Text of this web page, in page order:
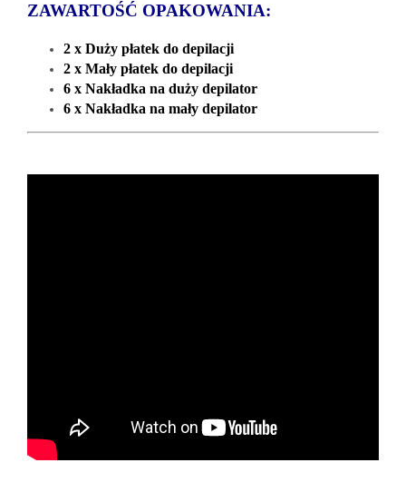
ZAWARTOŚĆ OPAKOWANIA:
2 x Duży płatek do depilacji
2 x Mały płatek do depilacji
6 x Nakładka na duży depilator
6 x Nakładka na mały depilator